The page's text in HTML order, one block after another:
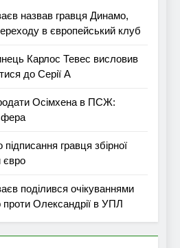
назвав гравця Динамо,
в європейський клуб
Карлос Тевес висловив
до Серії А
Осімхена в ПСЖ:
гравця збірної
євро
поділився очікуваннями
Олександрії в УПЛ